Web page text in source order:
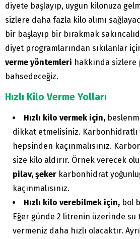
diyete başlayıp, uygun kilonuza
sizlere daha fazla kilo alımı
bir başlayıp bir bırakmak
diyet programlarından sıkılanlar
verme yöntemleri hakkında
bahsedeceğiz.
Hızlı Kilo Verme Yolları
Hızlı kilo vermek için,
dikkat etmelisiniz. Karbonhidratlı
hepsinden kaçınmalısınız.
size kilo aldırır. Örnek verecek
pilav, şeker karbonhidrat
kaçınmalısınız.
Hızlı kilo verebilmek için, bol
Eğer günde 2 litrenin üzerinde
vermeniz daha hızlı olacaktır.